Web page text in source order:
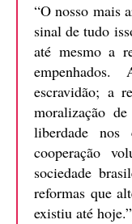
“O nosso mais
sinal de tudo
até mesmo a
escravidão; a
moralização
liberdade nos
cooperação
sociedade
reformas que
existiu até hoje.”